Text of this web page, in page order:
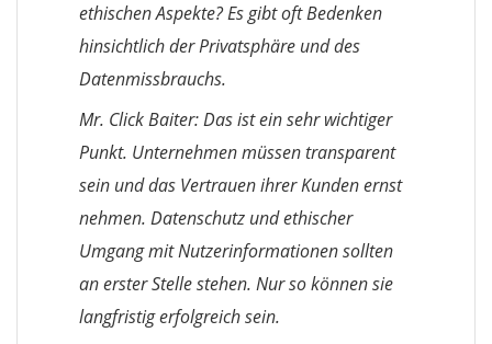
ethischen Aspekte? Es gibt oft Bedenken
hinsichtlich der Privatsphäre und des
Datenmissbrauchs.
Mr. Click Baiter: Das ist ein sehr wichtiger
Punkt. Unternehmen müssen transparent
sein und das Vertrauen ihrer Kunden ernst
nehmen. Datenschutz und ethischer
Umgang mit Nutzerinformationen sollten
an erster Stelle stehen. Nur so können sie
langfristig erfolgreich sein.